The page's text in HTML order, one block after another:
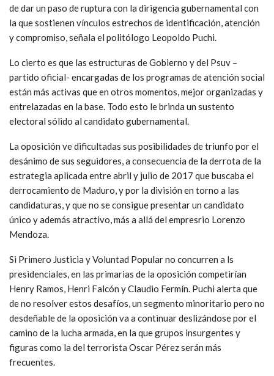
de dar un paso de ruptura con la dirigencia gubernamental con
la que sostienen vínculos estrechos de identificación, atención
y compromiso, señala el politólogo Leopoldo Puchi.
Lo cierto es que las estructuras de Gobierno y del Psuv –
partido oficial- encargadas de los programas de atención social
están más activas que en otros momentos, mejor organizadas y
entrelazadas en la base. Todo esto le brinda un sustento
electoral sólido al candidato gubernamental.
La oposición ve dificultadas sus posibilidades de triunfo por el
desánimo de sus seguidores, a consecuencia de la derrota de la
estrategia aplicada entre abril y julio de 2017 que buscaba el
derrocamiento de Maduro, y por la división en torno a las
candidaturas, y que no se consigue presentar un candidato
único y además atractivo, más a allá del empresrio Lorenzo
Mendoza.
Si Primero Justicia y Voluntad Popular no concurren a ls
presidenciales, en las primarias de la oposición competirían
Henry Ramos, Henri Falcón y Claudio Fermín. Puchi alerta que
de no resolver estos desafíos, un segmento minoritario pero no
desdeñable de la oposición va a continuar deslizándose por el
camino de la lucha armada, en la que grupos insurgentes y
figuras como la del terrorista Oscar Pérez serán más
frecuentes.